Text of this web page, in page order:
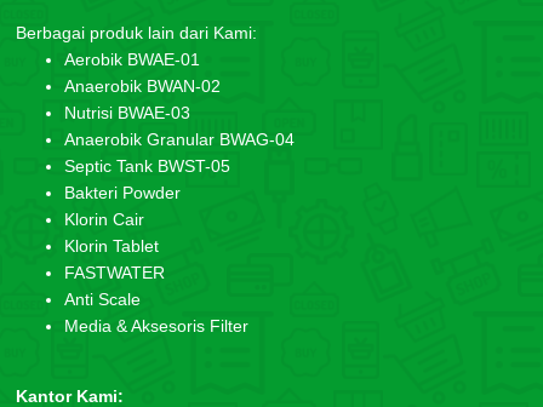
Berbagai produk lain dari Kami:
Aerobik BWAE-01
Anaerobik BWAN-02
Nutrisi BWAE-03
Anaerobik Granular BWAG-04
Septic Tank BWST-05
Bakteri Powder
Klorin Cair
Klorin Tablet
FASTWATER
Anti Scale
Media & Aksesoris Filter
Kantor Kami: